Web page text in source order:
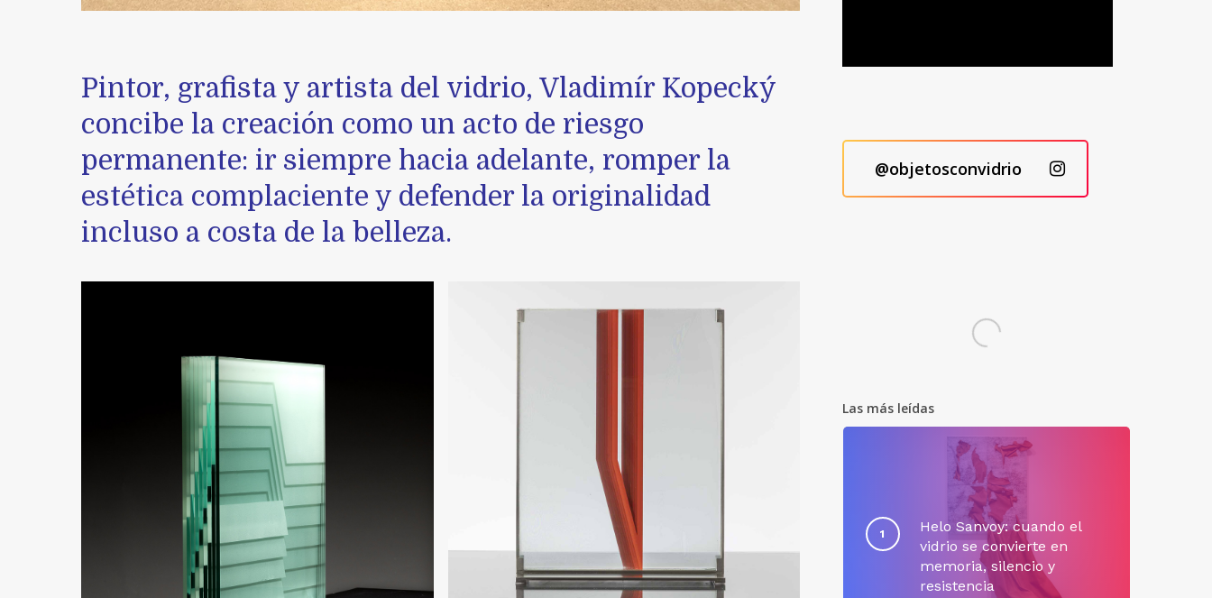
Pintor, grafista y artista del vidrio, Vladimír Kopecký
concibe la creación como un acto de riesgo
permanente: ir siempre hacia adelante, romper la
estética complaciente y defender la originalidad
incluso a costa de la belleza.
@objetosconvidrio
Las más leídas
Helo Sanvoy: cuando el
vidrio se convierte en
memoria, silencio y
resistencia